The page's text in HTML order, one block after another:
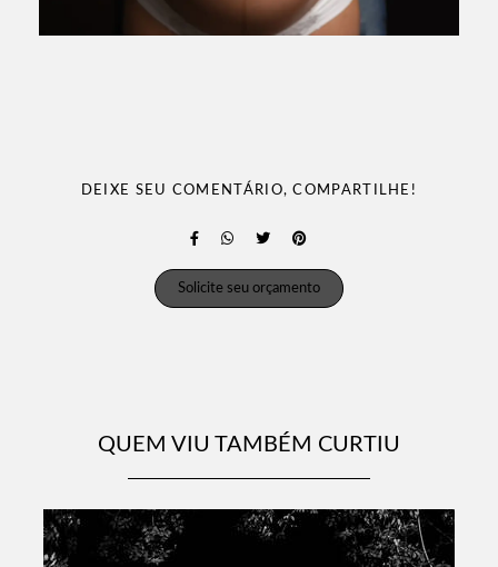
DEIXE SEU COMENTÁRIO, COMPARTILHE!
Solicite seu orçamento
QUEM VIU TAMBÉM CURTIU